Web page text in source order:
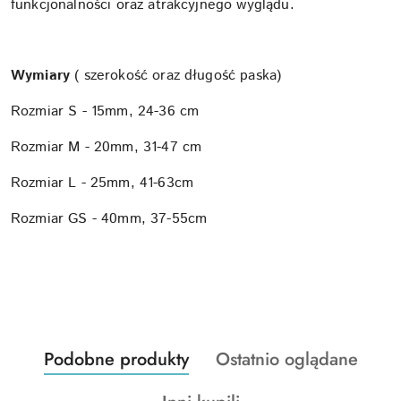
funkcjonalności oraz atrakcyjnego wyglądu.
Wymiary ( szerokość oraz długość paska)
Rozmiar S - 15mm, 24-36 cm
Rozmiar M - 20mm, 31-47 cm
Rozmiar L - 25mm, 41-63cm
Rozmiar GS - 40mm, 37-55cm
Pomiń karuzelę produktów
Produkty
o
Podobne produkty
Produkty
Ostatnio oglądane